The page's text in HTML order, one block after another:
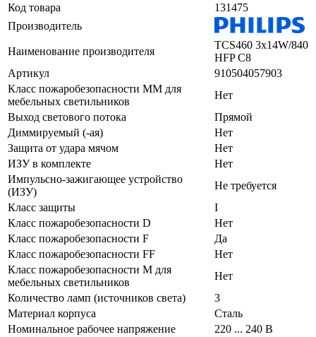
Код товара
131475
Производитель
Наименование производителя
TCS460 3x14W/840
HFP C8
Артикул
910504057903
Класс пожаробезопасности ММ для
мебельных светильников
Нет
Выход светового потока
Прямой
Диммируемый (-ая)
Нет
Защита от удара мячом
Нет
ИЗУ в комплекте
Нет
Импульсно-зажигающее устройство
(ИЗУ)
Не требуется
Класс защиты
I
Класс пожаробезопасности D
Нет
Класс пожаробезопасности F
Да
Класс пожаробезопасности FF
Нет
Класс пожаробезопасности М для
мебельных светильников
Нет
Количество ламп (источников света)
3
Материал корпуса
Сталь
Номинальное рабочее напряжение
220 ... 240 В